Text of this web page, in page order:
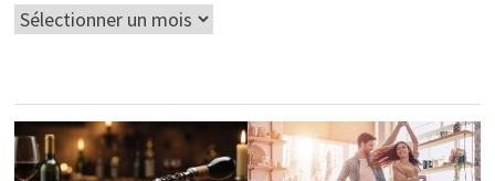
Archives